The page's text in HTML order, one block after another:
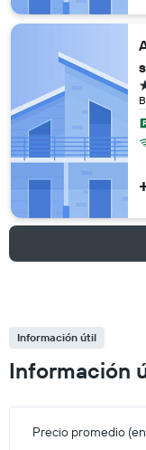
Información útil
Información
Precio promedio